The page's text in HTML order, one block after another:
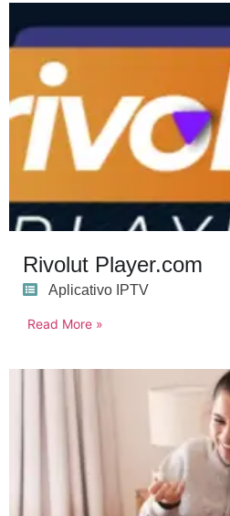
Rivolut Player.com
Aplicativo IPTV
Read More »